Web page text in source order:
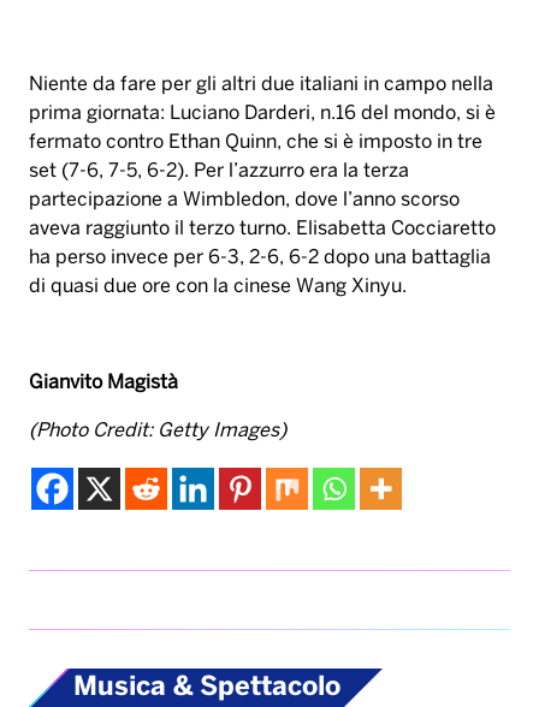
Niente da fare per gli altri due italiani in campo nella
prima giornata: Luciano Darderi, n.16 del mondo, si è
fermato contro Ethan Quinn, che si è imposto in tre
set (7-6, 7-5, 6-2). Per l’azzurro era la terza
partecipazione a Wimbledon, dove l’anno scorso
aveva raggiunto il terzo turno. Elisabetta Cocciaretto
ha perso invece per 6-3, 2-6, 6-2 dopo una battaglia
di quasi due ore con la cinese Wang Xinyu.
Gianvito Magistà
(Photo Credit: Getty Images)
Musica & Spettacolo